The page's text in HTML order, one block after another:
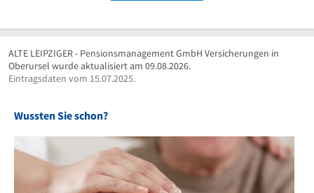
ALTE LEIPZIGER - Pensionsmanagement GmbH Versicherungen in
Oberursel wurde aktualisiert am 09.08.2026.
Eintragsdaten vom 15.07.2025.
Wussten Sie schon?